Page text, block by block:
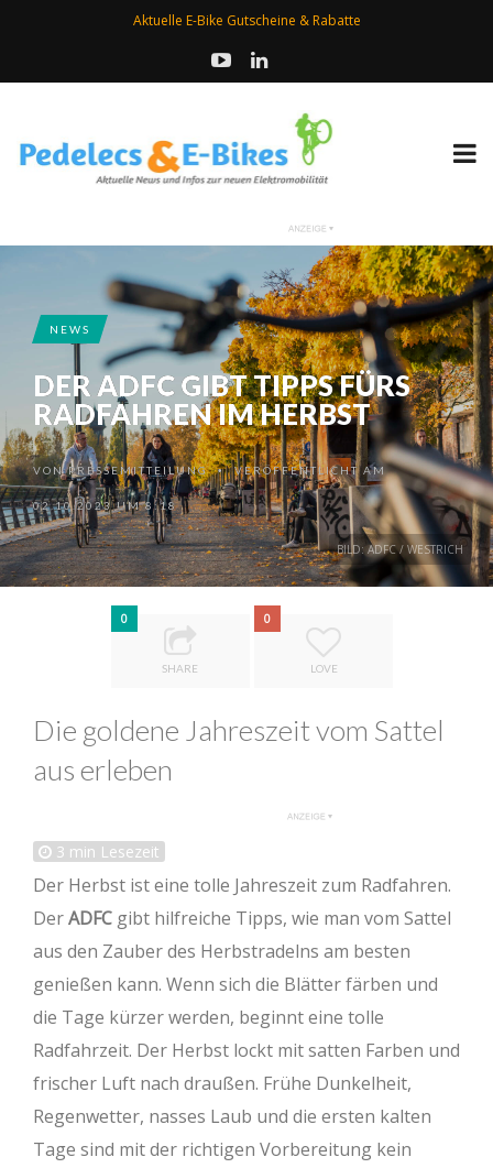
Aktuelle E-Bike Gutscheine & Rabatte
BILD: ADFC / WESTRICH
NEWS
DER ADFC GIBT TIPPS FÜRS
RADFAHREN IM HERBST
VONPRESSEMITTEILUNG •VERÖFFENTLICHT AM
02.10.2023 UM 8:18
0
SHARE
0
LOVE
Die goldene Jahreszeit vom Sattel
aus erleben
3 min Lesezeit
Der Herbst ist eine tolle Jahreszeit zum Radfahren.
DerADFC gibt hilfreiche Tipps, wie man vom Sattel
aus den Zauber des Herbstradelns am besten
genießen kann. Wenn sich die Blätter färben und
die Tage kürzer werden, beginnt eine tolle
Radfahrzeit. Der Herbst lockt mit satten Farben und
frischer Luft nach draußen. Frühe Dunkelheit,
Regenwetter, nasses Laub und die ersten kalten
Tage sind mit der richtigen Vorbereitung kein